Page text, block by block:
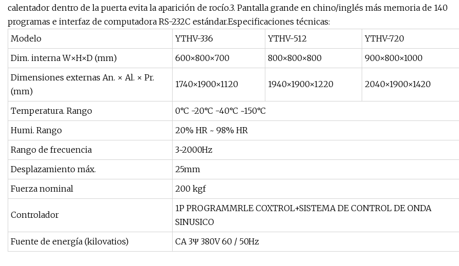
calentador dentro de la puerta evita la aparición de rocío.3. Pantalla grande en chino/inglés más memoria de 140
programas e interfaz de computadora RS-232C estándar.Especificaciones técnicas:
Modelo
YTHV-336 YTHV-512
YTHV-720
Dim. interna W×H×D (mm)
600×800×700 800×800×800
900×800×1000
Dimensiones externas An. × Al. × Pr.
(mm)
1740×1900×1120 1940×1900×1220 2040×1900×1420
Temperatura. Rango
0°C -20°C -40°C ~150°C
Humi. Rango
20% HR ~ 98% HR
Rango de frecuencia
3~2000Hz
Desplazamiento máx.
25mm
Fuerza nominal
200 kgf
Controlador
1P PROGRAMMRLE COXTROL+SISTEMA DE CONTROL DE ONDA
SINUSICO
Fuente de energía (kilovatios)
CA 3Ψ 380V 60 / 50Hz